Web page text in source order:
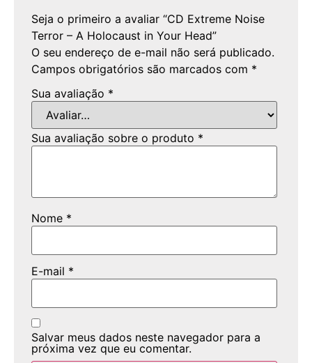
Seja o primeiro a avaliar “CD Extreme Noise
Terror – A Holocaust in Your Head”
O seu endereço de e-mail não será publicado.
Campos obrigatórios são marcados com *
Sua avaliação *
Sua avaliação sobre o produto *
Nome *
E-mail *
Salvar meus dados neste navegador para a
próxima vez que eu comentar.